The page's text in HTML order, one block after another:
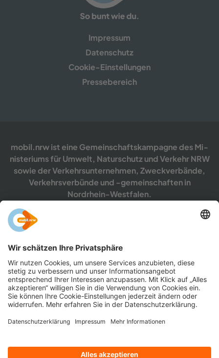
Im­pres­sum
Da­ten­schutz
Cookie-​​Einstellungen
Pres­se­be­reich
mobil.nrw ist eine Ge­mein­schafts­kam­pa­gne des Mi­
nis­te­ri­ums für Um­welt, Na­tur­schutz und Ver­kehr NRW
sowie der Ver­kehrs­un­ter­neh­men, Zweck­ver­bän­de,
Ver­kehrs­ver­bün­de und -​gemeinschaften in
Nordrhein-​Westfalen.